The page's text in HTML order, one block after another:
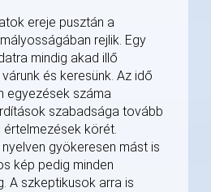
ereje pusztán a
rejlik. Egy
mindig akad illő
és keresünk. Az idő
egyezések száma
szabadsága tovább
körét.
gyökeresen mást is
kép pedig minden
A szkeptikusok arra is